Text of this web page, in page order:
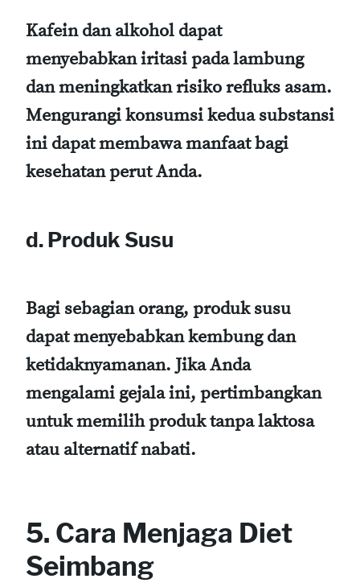
Kafein dan alkohol dapat
menyebabkan iritasi pada lambung
dan meningkatkan risiko refluks asam.
Mengurangi konsumsi kedua substansi
ini dapat membawa manfaat bagi
kesehatan perut Anda.
d. Produk Susu
Bagi sebagian orang, produk susu
dapat menyebabkan kembung dan
ketidaknyamanan. Jika Anda
mengalami gejala ini, pertimbangkan
untuk memilih produk tanpa laktosa
atau alternatif nabati.
5. Cara Menjaga Diet
Seimbang